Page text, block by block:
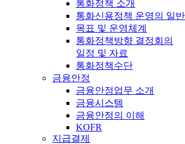
통화정책 소개
통화신용정책 운영의 일
목표 및 운영체계
통화정책방향 결정회의
일정 및 자료
통화정책수단
금융안정
금융안정업무 소개
금융시스템
금융안정의 이해
KOFR
지급결제